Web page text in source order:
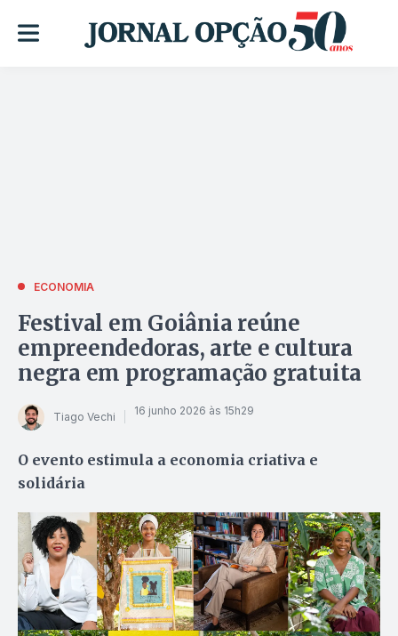
ECONOMIA
Festival em Goiânia reúne
empreendedoras, arte e cultura
negra em programação gratuita
Tiago Vechi 16 junho 2026 às 15h29
O evento estimula a economia criativa e
solidária